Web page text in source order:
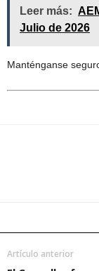
Leer más:
Julio de 2026
Manténganse
Artículo anterior